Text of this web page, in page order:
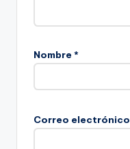
Nombre *
Correo electrónico